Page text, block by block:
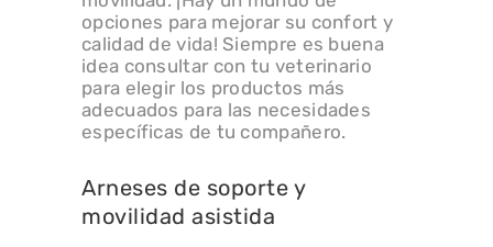
opciones para mejorar su confort y
calidad de vida! Siempre es buena
idea consultar con tu veterinario
para elegir los productos más
adecuados para las necesidades
específicas de tu compañero.
Arneses de soporte y
movilidad asistida